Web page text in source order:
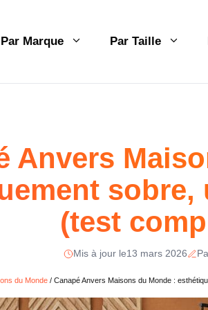
Par Marque Par Taille
Anvers
(test
Mis à jour le13 mars 2026
du Monde / Canapé Anvers Maisons du Monde :